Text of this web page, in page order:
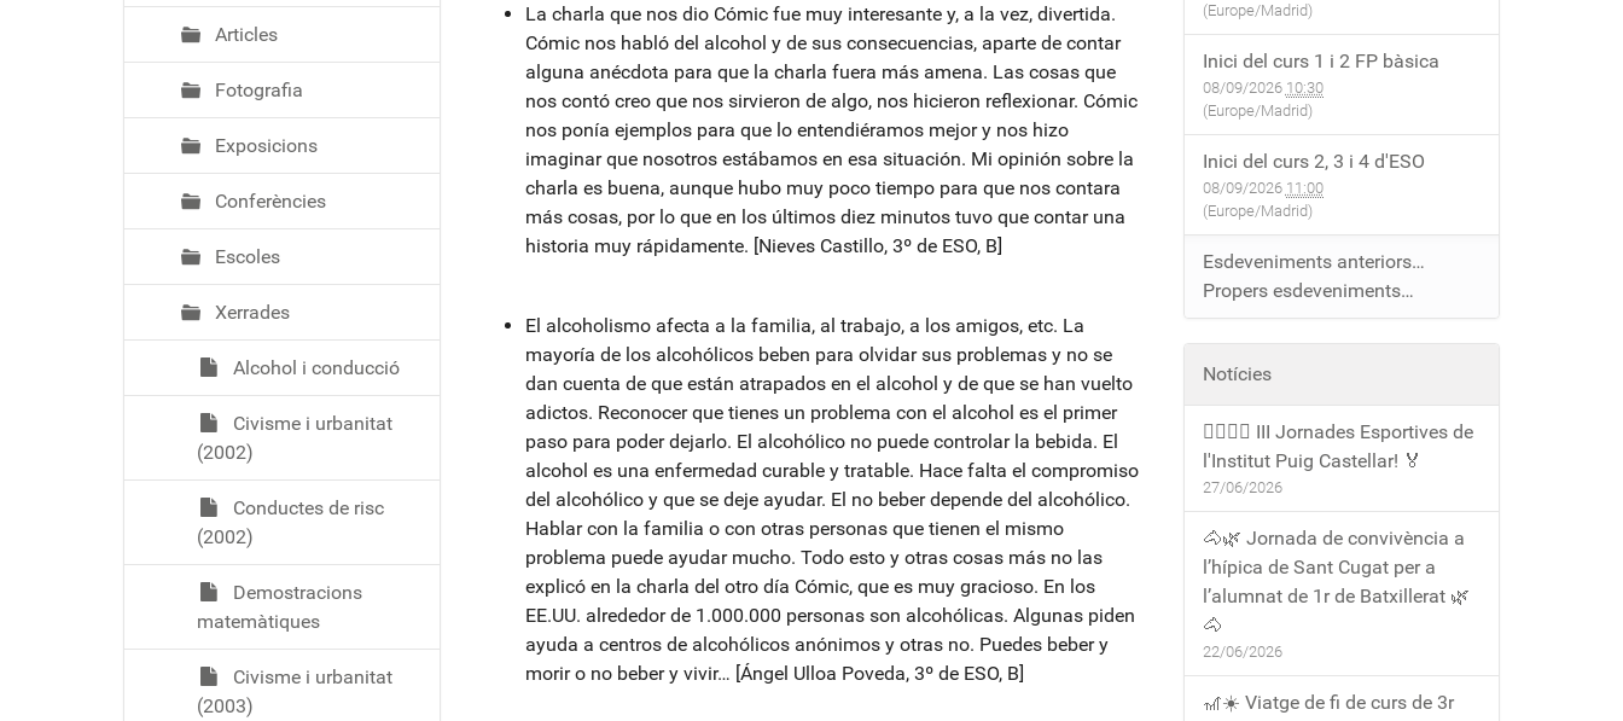
La charla que nos dio Cómic fue muy interesante y, a la vez, divertida.
Cómic nos habló del alcohol y de sus consecuencias, aparte de contar
alguna anécdota para que la charla fuera más amena. Las cosas que
nos contó creo que nos sirvieron de algo, nos hicieron reflexionar. Cómic
nos ponía ejemplos para que lo entendiéramos mejor y nos hizo
imaginar que nosotros estábamos en esa situación. Mi opinión sobre la
charla es buena, aunque hubo muy poco tiempo para que nos contara
más cosas, por lo que en los últimos diez minutos tuvo que contar una
historia muy rápidamente. [Nieves Castillo, 3º de ESO, B]
El alcoholismo afecta a la familia, al trabajo, a los amigos, etc. La
mayoría de los alcohólicos beben para olvidar sus problemas y no se
dan cuenta de que están atrapados en el alcohol y de que se han vuelto
adictos. Reconocer que tienes un problema con el alcohol es el primer
paso para poder dejarlo. El alcohólico no puede controlar la bebida. El
alcohol es una enfermedad curable y tratable. Hace falta el compromiso
del alcohólico y que se deje ayudar. El no beber depende del alcohólico.
Hablar con la familia o con otras personas que tienen el mismo
problema puede ayudar mucho. Todo esto y otras cosas más no las
explicó en la charla del otro día Cómic, que es muy gracioso. En los
EE.UU. alrededor de 1.000.000 personas son alcohólicas. Algunas piden
ayuda a centros de alcohólicos anónimos y otras no. Puedes beber y
morir o no beber y vivir… [Ángel Ulloa Poveda, 3º de ESO, B]
Articles
Fotografia
Exposicions
Conferències
Escoles
Xerrades
Alcohol i conducció
Civisme i urbanitat
(2002)
Conductes de risc
(2002)
Demostracions
matemàtiques
Civisme i urbanitat
(2003)
(Europe/Madrid)
Inici del curs 1 i 2 FP bàsica
08/09/2026 10:30
(Europe/Madrid)
Inici del curs 2, 3 i 4 d'ESO
08/09/2026 11:00
(Europe/Madrid)
Esdeveniments anteriors…
Propers esdeveniments…
Notícies
🏃‍♀️🏃‍♂️ III Jornades Esportives de
l'Institut Puig Castellar! 🏅
27/06/2026
🐴🌿 Jornada de convivència a
l’hípica de Sant Cugat per a
l’alumnat de 1r de Batxillerat 🌿
🐴
22/06/2026
🎢☀️ Viatge de fi de curs de 3r